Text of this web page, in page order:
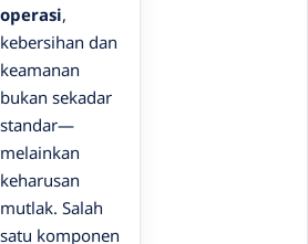
operasi,
kebersihan dan
keamanan
bukan sekadar
standar—
melainkan
keharusan
mutlak. Salah
satu komponen